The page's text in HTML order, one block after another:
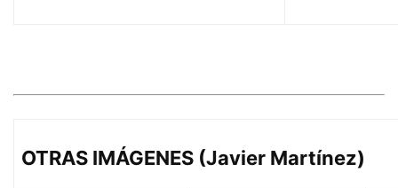
OTRAS IMÁGENES (Javier Martínez)